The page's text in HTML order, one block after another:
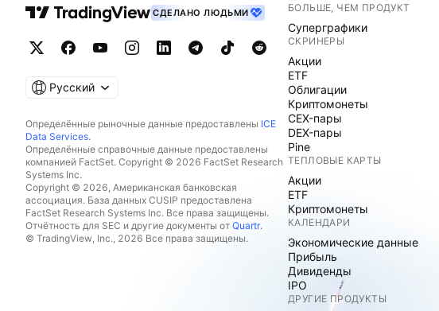
СДЕЛАНО ЛЮДЬМИ
Русский
Определённые рыночные данные предоставлены ICE
Data Services.
Определённые справочные данные предоставлены
компанией FactSet. Copyright © 2026 FactSet Research
Systems Inc.
Copyright © 2026, Американская банковская
ассоциация. База данных CUSIP предоставлена
FactSet Research Systems Inc. Все права защищены.
Отчётность для SEC и другие документы от Quartr.
© TradingView, Inc., 2026 Все права защищены.
БОЛЬШЕ, ЧЕМ ПРОДУКТ
Суперграфики
СКРИНЕРЫ
Акции
ETF
Облигации
Криптомонеты
CEX-пары
DEX-пары
Pine
ТЕПЛОВЫЕ КАРТЫ
Акции
ETF
Криптомонеты
КАЛЕНДАРИ
Экономические данные
Прибыль
Дивиденды
IPO
ДРУГИЕ ПРОДУКТЫ